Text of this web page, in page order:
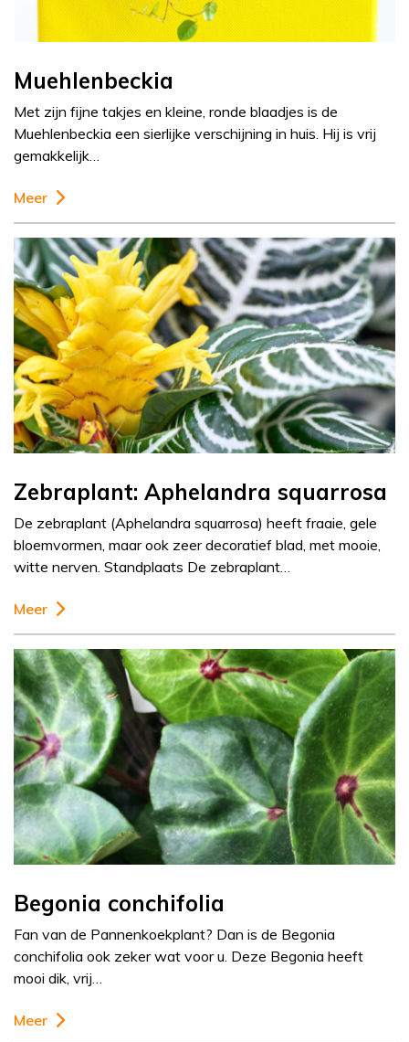
Muehlenbeckia
Met zijn fijne takjes en kleine, ronde blaadjes is de
Muehlenbeckia een sierlijke verschijning in huis. Hij is vrij
gemakkelijk…
Meer
Zebraplant: Aphelandra squarrosa
De zebraplant (Aphelandra squarrosa) heeft fraaie, gele
bloemvormen, maar ook zeer decoratief blad, met mooie,
witte nerven. Standplaats De zebraplant…
Meer
Begonia conchifolia
Fan van de Pannenkoekplant? Dan is de Begonia
conchifolia ook zeker wat voor u. Deze Begonia heeft
mooi dik, vrij…
Meer